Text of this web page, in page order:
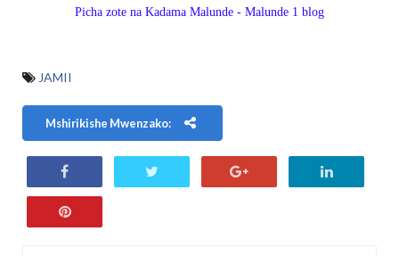
Picha zote na Kadama Malunde - Malunde 1 blog
JAMII
Mshirikishe Mwenzako: